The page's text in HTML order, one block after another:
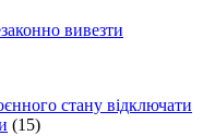
вивезти
стану відключати
(15)